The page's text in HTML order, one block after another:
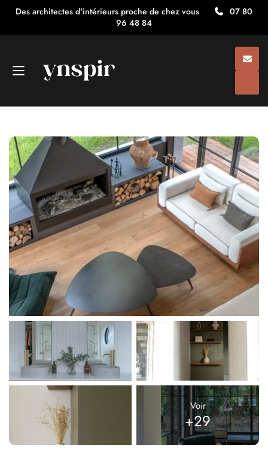
Des architectes d'intérieurs proche de chez vous
07 80
96 48 84
Voir
+29